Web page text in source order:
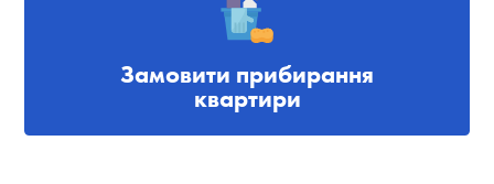
Замовити прибирання
квартири